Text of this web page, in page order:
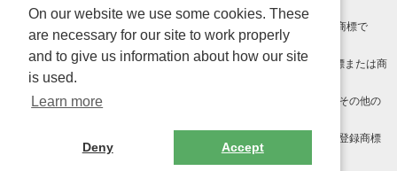
クです。
Android、Google Play および Google Play ロゴ は Google LLC の商標で
す。
Windows は Microsoft Inc.の米国およびその他の国における登録商標または商
標です。
Adobe、Adobe Reader、Adobe PDF は、Adobe Inc.の米国およびその他の
その他、記載されている会社名、商品名、ロゴは各社の商標または登録商標
On our website we use some cookies. These
are necessary for our site to work properly
and to give us information about how our site
is used.
Learn more
Deny Accept